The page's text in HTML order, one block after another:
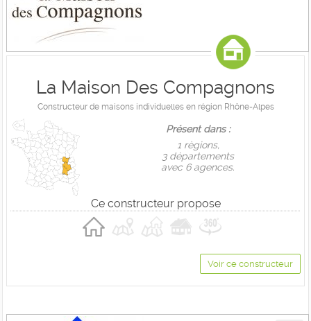
La Maison Des Compagnons
Constructeur de maisons individuelles en région Rhône-Alpes
Présent dans :
1 règions,
3 départements
avec 6 agences.
Ce constructeur propose
Voir ce constructeur